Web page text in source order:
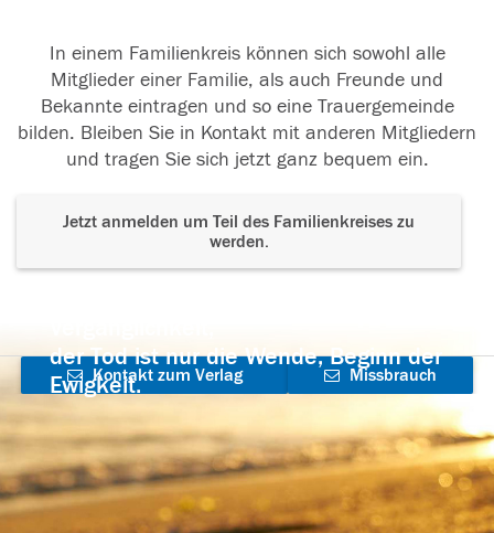
In einem Familienkreis können sich sowohl alle
Mitglieder einer Familie, als auch Freunde und
Bekannte eintragen und so eine Trauergemeinde
bilden. Bleiben Sie in Kontakt mit anderen Mitgliedern
und tragen Sie sich jetzt ganz bequem ein.
Jetzt anmelden um Teil des Familienkreises zu
werden.
der Tod ist nur die Wende, Beginn der
Ewigkeit.
Kontakt zum Verlag
aufnehmen
Missbrauch